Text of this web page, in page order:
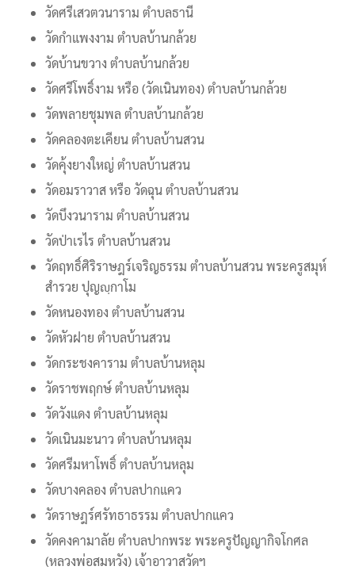
วัดศรีเสวตวนาราม ตำบลธานี
วัดกำแพงงาม ตำบลบ้านกล้วย
วัดบ้านขวาง ตำบลบ้านกล้วย
วัดศรีโพธิ์งาม หรือ (วัดเนินทอง) ตำบลบ้านกล้วย
วัดพลายชุมพล ตำบลบ้านกล้วย
วัดคลองตะเคียน ตำบลบ้านสวน
วัดคุ้งยางใหญ่ ตำบลบ้านสวน
วัดอมราวาส หรือ วัดฉุน ตำบลบ้านสวน
วัดบึงวนาราม ตำบลบ้านสวน
วัดป่าเรไร ตำบลบ้านสวน
วัดฤทธิ์ศิริราษฎร์เจริญธรรม ตำบลบ้านสวน พระครูสมุห์
สำรวย ปุญญฺกาโม
วัดหนองทอง ตำบลบ้านสวน
วัดหัวฝาย ตำบลบ้านสวน
วัดกระชงคาราม ตำบลบ้านหลุม
วัดราชพฤกษ์ ตำบลบ้านหลุม
วัดวังแดง ตำบลบ้านหลุม
วัดเนินมะนาว ตำบลบ้านหลุม
วัดศรีมหาโพธิ์ ตำบลบ้านหลุม
วัดบางคลอง ตำบลปากแคว
วัดราษฎร์ศรัทธาธรรม ตำบลปากแคว
วัดคงคามาลัย ตำบลปากพระ พระครูปัญญากิจโกศล
(หลวงพ่อสมหวัง) เจ้าอาวาสวัดฯ